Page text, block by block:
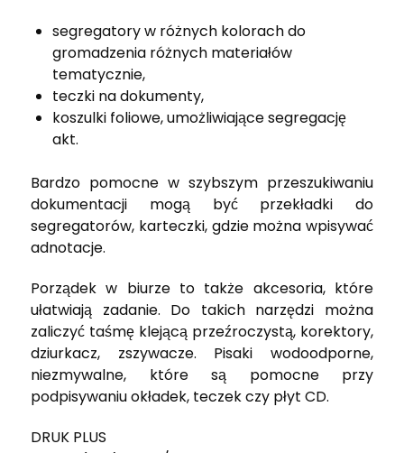
segregatory w różnych kolorach do
gromadzenia różnych materiałów
tematycznie,
teczki na dokumenty,
koszulki foliowe, umożliwiające segregację
akt.
Bardzo pomocne w szybszym przeszukiwaniu
dokumentacji mogą być przekładki do
segregatorów, karteczki, gdzie można wpisywać
adnotacje.
Porządek w biurze to także akcesoria, które
ułatwiają zadanie. Do takich narzędzi można
zaliczyć taśmę klejącą przeźroczystą, korektory,
dziurkacz, zszywacze. Pisaki wodoodporne,
niezmywalne, które są pomocne przy
podpisywaniu okładek, teczek czy płyt CD.
DRUK PLUS